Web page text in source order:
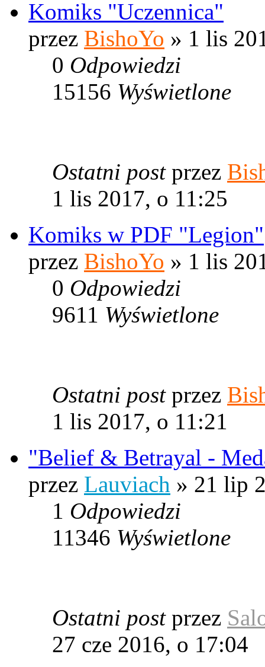
Komiks "Uczennica"
przez BishoYo » 1 lis
0 Odpowiedzi
15156 Wyświetlone
Ostatni post przez
1 lis 2017, o 11:25
Komiks w PDF "Legion"
przez BishoYo » 1 lis
0 Odpowiedzi
9611 Wyświetlone
Ostatni post przez
1 lis 2017, o 11:21
"Belief & Betrayal -
przez Lauviach » 21 lip
1 Odpowiedzi
11346 Wyświetlone
Ostatni post przez
27 cze 2016, o 17:04